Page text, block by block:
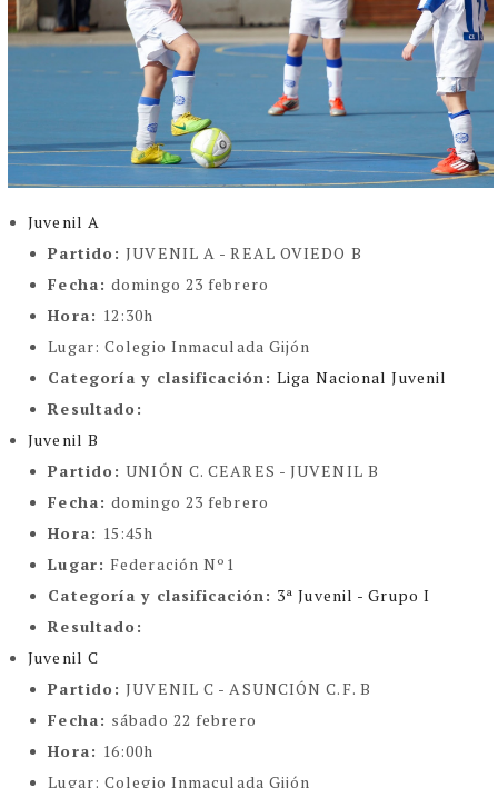
Juvenil A
Partido:JUVENIL A - REAL OVIEDO B
Fecha:domingo 23 febrero
Hora: 12:30h
Lugar:Colegio Inmaculada Gijón
Categoría y clasificación:Liga Nacional Juvenil
Resultado:
Juvenil B
Partido:UNIÓN C. CEARES - JUVENIL B
Fecha:domingo 23 febrero
Hora: 15:45h
Lugar: Federación Nº1
Categoría y clasificación : 3ª Juvenil - Grupo I
Resultado:
Juvenil C
Partido:JUVENIL C - ASUNCIÓN C.F. B
Fecha: sábado 22 febrero
Hora: 16:00h
Lugar:Colegio Inmaculada Gijón